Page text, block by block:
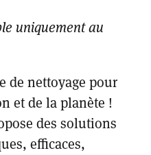
uniquement au
de nettoyage pour
et de la planète !
des solutions
efficaces,